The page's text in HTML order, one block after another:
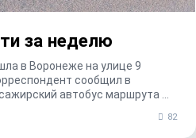
за неделю
в Воронеже на улице 9
сообщил в
автобус маршрута №
82